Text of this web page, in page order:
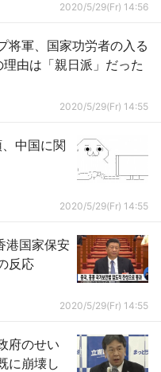
2020/5/29(Fr) 14:56
将軍、国家功労者の入る
由は「親日派」だった
2020/5/29(Fr) 14:55
中国に関
2020/5/29(Fr) 14:55
港国家保安
反応
2020/5/29(Fr) 14:55
府のせい
に崩壊し